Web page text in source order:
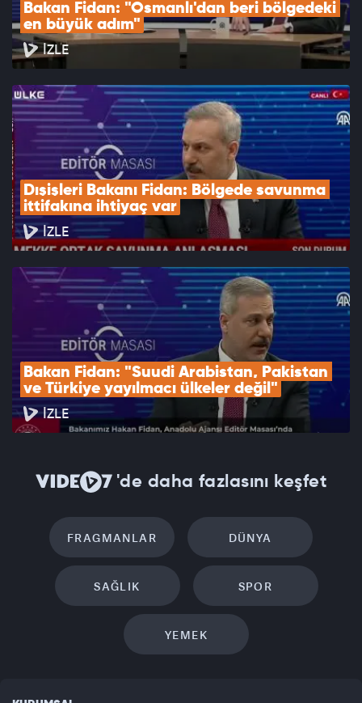
Bakan Fidan: "Osmanlı'dan beri bölgedeki
en büyük adım"
İZLE
Dışişleri Bakanı Fidan: Bölgede savunma
ittifakına ihtiyaç var
İZLE
Bakan Fidan: "Suudi Arabistan, Pakistan
ve Türkiye yayılmacı ülkeler değil"
İZLE
'de daha fazlasını keşfet
FRAGMANLAR DÜNYA
SAĞLIK SPOR
YEMEK